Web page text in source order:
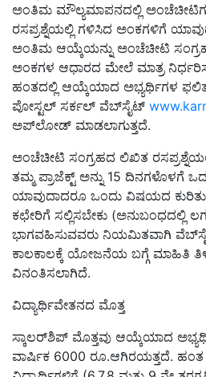
ಅಂತಿಮ ಮೌಲ್ಯಮಾಪನದಲ್ಲಿ
ರಸಪ್ರಶ್ನೆಯಲ್ಲಿ ಗಳಿಸಿದ ಅಂಕಗಳಿಗೆ
ಅಂತಿಮ ಆಯ್ಕೆಯನ್ನು ಅಂಚೆಚೀಟಿ
ಅಂಕಗಳ ಆಧಾರದ ಮೇಲೆ ಮಾತ್ರ
ಹಂತದಲ್ಲಿ ಆಯ್ಕೆಯಾದ ಅಭ್ಯರ್ಥಿಗಳ
ಪೋಸ್ಟಲ್ ಸರ್ಕಲ್ ವೆಬ್‌ಸೈಟ್
ಅಪ್‌ಲೋಡ್ ಮಾಡಲಾಗುತ್ತದೆ.
ಅಂಚೆಚೀಟಿ ಸಂಗ್ರಹದ ಲಿಖಿತ
ತಮ್ಮ ಪ್ರಾಜೆಕ್ಟ್ ಅನ್ನು 15 ದಿನಗಳೊಳಗೆ
ಯಾವುದಾದರೂ ಒಂದು ವಿಷಯದ
ಕಛೇರಿಗೆ ಸಲ್ಲಿಸಬೇಕು (ಅನುಬಂಧದಲ್ಲಿ
ಭಾಗವಹಿಸುವವರು ನಿಯಮಿತವಾಗಿ
ಕಾಲಕಾಲಕ್ಕೆ ಯೋಜನೆಯ ಬಗ್ಗೆ ಮಾಹಿತಿ
ವಿನಂತಿಸಲಾಗಿದೆ.
ವಿದ್ಯಾರ್ಥಿವೇತನದ ಮೊತ್ತ
ಸ್ಕಾಲರ್‌ಶಿಪ್ ಮೊತ್ತವು ಆಯ್ಕೆಯಾದ
ವಾರ್ಷಿಕ 6000 ರೂ.ಆಗಿರಯತ್ತದೆ. ಹಂತ